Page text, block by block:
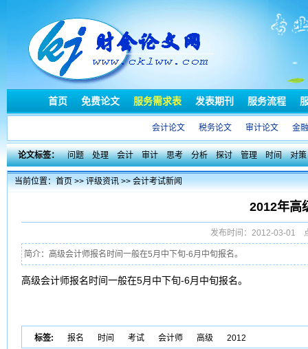
首页 免费论文 服务需求表 发表期刊 服务流程
会计论文 税务论文 审计论文 金
论文标签： 问题 处理 会计 审计 思考 分析 探讨 管理 时间 对策
当前位置：首页>>评级资讯>>会计考试新闻
2012年高
发布时间：2012-03-01
简介：高级会计师报名时间一般在5月中下旬-6月中旬报名。
高级会计师报名时间一般在5月中下旬-6月中旬报名。
标签: 报名 时间 考试 会计师 高级 2012